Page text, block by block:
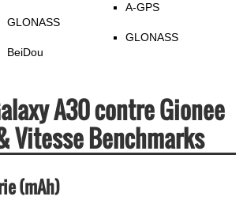
GLONASS
BeiDou
A-GPS
GLONASS
A30 contre Gionee
Vitesse Benchmarks
(mAh)